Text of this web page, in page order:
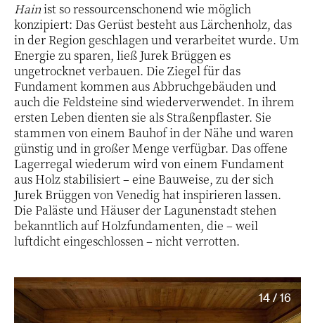
Hainist so ressourcenschonend wie möglich
konzipiert: Das Gerüst besteht aus Lärchenholz, das
in der Region geschlagen und verarbeitet wurde. Um
Energie zu sparen, ließ Jurek Brüggen es
ungetrocknet verbauen. Die Ziegel für das
Fundament kommen aus Abbruchgebäuden und
auch die Feldsteine sind wiederverwendet. In ihrem
ersten Leben dienten sie als Straßenpflaster. Sie
stammen von einem Bauhof in der Nähe und waren
günstig und in großer Menge verfügbar. Das offene
Lagerregal wiederum wird von einem Fundament
aus Holz stabilisiert – eine Bauweise, zu der sich
Jurek Brüggen von Venedig hat inspirieren lassen.
Die Paläste und Häuser der Lagunenstadt stehen
bekanntlich auf Holzfundamenten, die – weil
luftdicht eingeschlossen – nicht verrotten.
14 / 16